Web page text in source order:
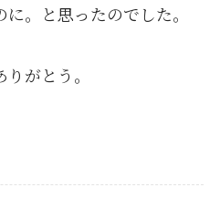
。と思ったのでした。
がとう。